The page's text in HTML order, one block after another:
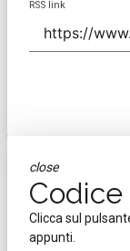
RSS link
close
Codice
Clicca sul
appunti.